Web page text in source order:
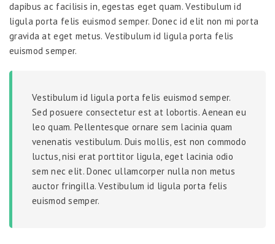
dapibus ac facilisis in, egestas eget quam. Vestibulum id
ligula porta felis euismod semper. Donec id elit non mi porta
gravida at eget metus. Vestibulum id ligula porta felis
euismod semper.
Vestibulum id ligula porta felis euismod semper.
Sed posuere consectetur est at lobortis. Aenean eu
leo quam. Pellentesque ornare sem lacinia quam
venenatis vestibulum. Duis mollis, est non commodo
luctus, nisi erat porttitor ligula, eget lacinia odio
sem nec elit. Donec ullamcorper nulla non metus
auctor fringilla. Vestibulum id ligula porta felis
euismod semper.